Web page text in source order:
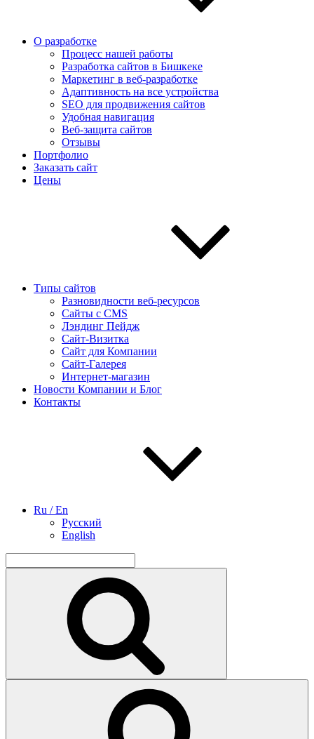
О разработке
Процесс нашей работы
Разработка сайтов в Бишкеке
Маркетинг в веб-разработке
Адаптивность на все устройства
SEO для продвижения сайтов
Удобная навигация
Веб-защита сайтов
Отзывы
Портфолио
Заказать сайт
Цены
Типы сайтов
Разновидности веб-ресурсов
Сайты с CMS
Лэндинг Пейдж
Сайт-Визитка
Сайт для Компании
Сайт-Галерея
Интернет-магазин
Новости Компании и Блог
Контакты
Ru / En
Русский
English